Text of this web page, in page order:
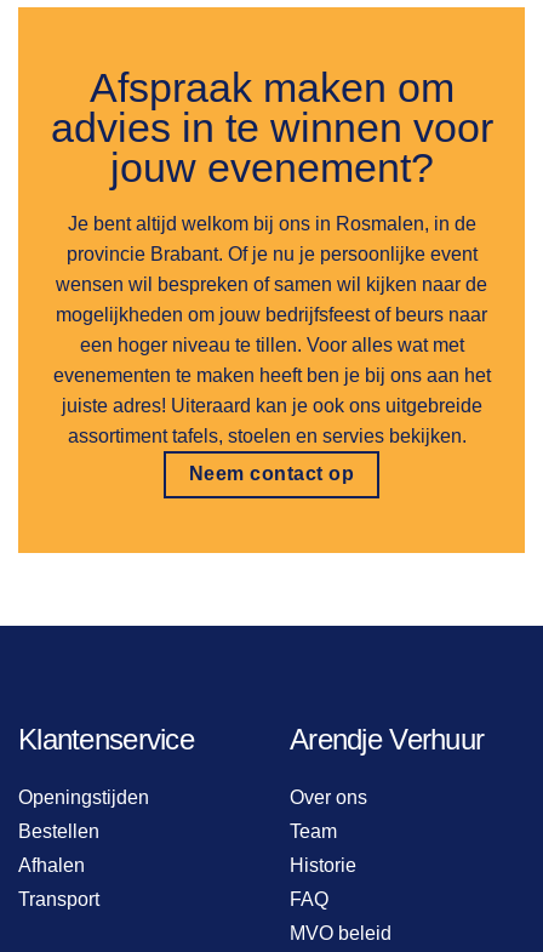
Afspraak maken om
advies in te winnen voor
jouw evenement?
Je bent altijd welkom bij ons in Rosmalen, in de
provincie Brabant. Of je nu je persoonlijke event
wensen wil bespreken of samen wil kijken naar de
mogelijkheden om jouw bedrijfsfeest of beurs naar
een hoger niveau te tillen. Voor alles wat met
evenementen te maken heeft ben je bij ons aan het
juiste adres! Uiteraard kan je ook ons uitgebreide
assortiment tafels, stoelen en servies bekijken.
Neem contact op
Klantenservice
Openingstijden
Bestellen
Afhalen
Transport
Arendje Verhuur
Over ons
Team
Historie
FAQ
MVO beleid